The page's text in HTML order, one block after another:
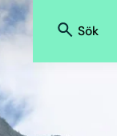
Sök